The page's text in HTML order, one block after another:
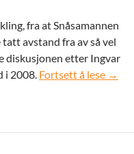
fra at Snåsamannen
avstand fra av så vel
diskusjonen etter Ingvar
i 2008. Fortsett å lese →